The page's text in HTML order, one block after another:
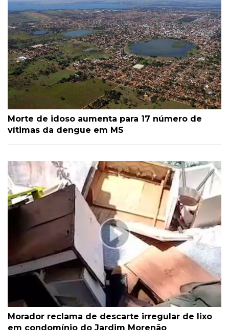
Morte de idoso aumenta para 17 número de
vítimas da dengue em MS
Morador reclama de descarte irregular de lixo
em condomínio do Jardim Morenão